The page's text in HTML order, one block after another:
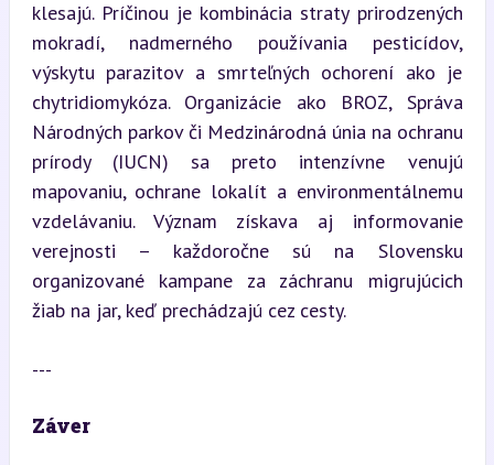
klesajú. Príčinou je kombinácia straty prirodzených
mokradí, nadmerného používania pesticídov,
výskytu parazitov a smrteľných ochorení ako je
chytridiomykóza. Organizácie ako BROZ, Správa
Národných parkov či Medzinárodná únia na ochranu
prírody (IUCN) sa preto intenzívne venujú
mapovaniu, ochrane lokalít a environmentálnemu
vzdelávaniu. Význam získava aj informovanie
verejnosti – každoročne sú na Slovensku
organizované kampane za záchranu migrujúcich
žiab na jar, keď prechádzajú cez cesty.
---
Záver